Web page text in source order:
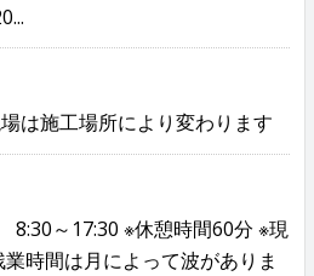
は施工場所により変わります
～17:30 ※休憩時間60分 ※現
時間は月によって波がありま